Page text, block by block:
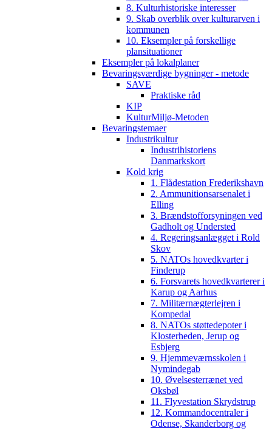
8. Kulturhistoriske interesser
9. Skab overblik over kulturarven i
kommunen
10. Eksempler på forskellige
plansituationer
Eksempler på lokalplaner
Bevaringsværdige bygninger - metode
SAVE
Praktiske råd
KIP
KulturMiljø-Metoden
Bevaringstemaer
Industrikultur
Industrihistoriens
Danmarkskort
Kold krig
1. Flådestation Frederikshavn
2. Ammunitionsarsenalet i
Elling
3. Brændstofforsyningen ved
Gadholt og Understed
4. Regeringsanlægget i Rold
Skov
5. NATOs hovedkvarter i
Finderup
6. Forsvarets hovedkvarterer i
Karup og Aarhus
7. Militærnægterlejren i
Kompedal
8. NATOs støttedepoter i
Klosterheden, Jerup og
Esbjerg
9. Hjemmeværnsskolen i
Nymindegab
10. Øvelsesterrænet ved
Oksbøl
11. Flyvestation Skrydstrup
12. Kommandocentraler i
Odense, Skanderborg og